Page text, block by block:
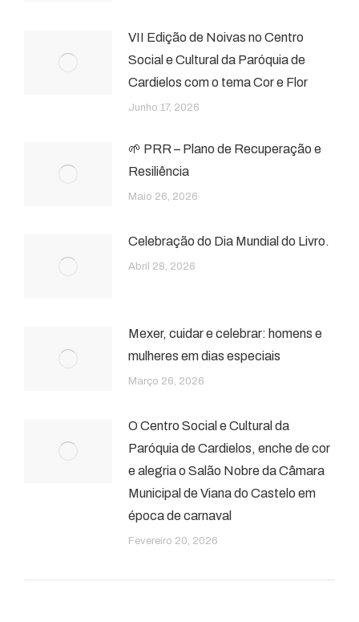
VII Edição de Noivas no Centro
Social e Cultural da Paróquia de
Cardielos com o tema Cor e Flor
Junho 17, 2026
🌱 PRR – Plano de Recuperação e
Resiliência
Maio 26, 2026
Celebração do Dia Mundial do Livro.
Abril 28, 2026
Mexer, cuidar e celebrar: homens e
mulheres em dias especiais
Março 26, 2026
O Centro Social e Cultural da
Paróquia de Cardielos, enche de cor
e alegria o Salão Nobre da Câmara
Municipal de Viana do Castelo em
época de carnaval
Fevereiro 20, 2026